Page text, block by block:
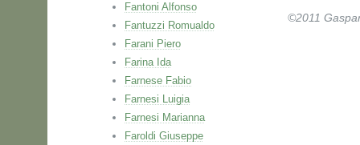
Fantoni Alfonso
Fantuzzi Romualdo
Farani Piero
Farina Ida
Farnese Fabio
Farnesi Luigia
Farnesi Marianna
Faroldi Giuseppe
©2011